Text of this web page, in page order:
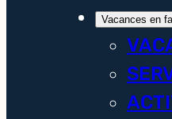
Vacances en